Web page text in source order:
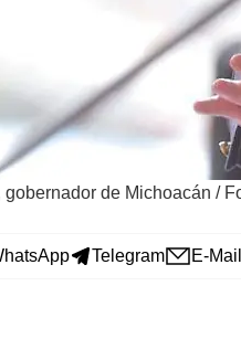
de Michoacán /
Telegram E-Mail